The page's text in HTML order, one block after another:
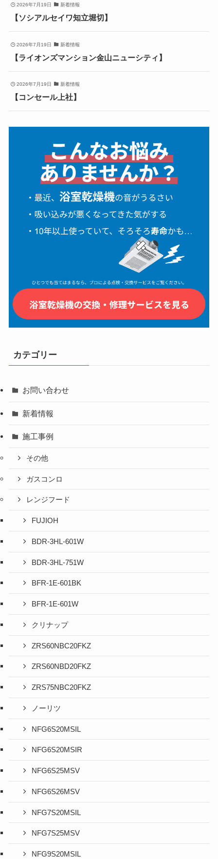
2026年7月19日 新着情報
【ソシアルセイワ知立堀切】
2026年7月19日 新着情報
【ライオンズマンション金山ニューシティ】
2026年7月19日 新着情報
【コンセール上社】
カテゴリー
お問い合わせ
新着情報
施工事例
その他
ガスコンロ
レンジフード
FUJIOH
BDR-3HL-601W
BDR-3HL-751W
BFR-1E-601BK
BFR-1E-601W
クリナップ
ZRS60NBC20FKZ
ZRS60NBD20FKZ
ZRS75NBC20FKZ
ノーリツ
NFG6S20MSIL
NFG6S20MSIR
NFG6S25MSV
NFG6S26MSV
NFG7S20MSIL
NFG7S25MSV
NFG9S20MSIL